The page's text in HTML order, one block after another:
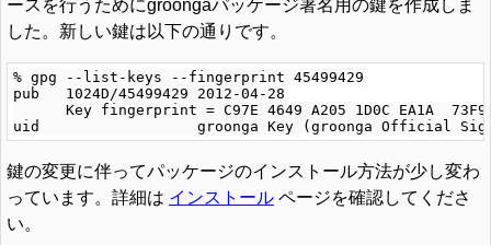
ースを行うためにgroongaパッケージ署名用の鍵を作成しま
した。新しい鍵は以下の通りです。
% gpg --list-keys --fingerprint 45499429
pub   1024D/45499429 2012-04-28
Key fingerprint = C97E 4649 A205 1D0C EA1A
鍵の変更に伴ってパッケージのインストール方法が少し変わ
っています。詳細は インストール ページを確認してくださ
い。